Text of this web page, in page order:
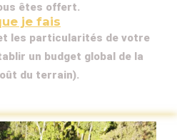
êtes offert.
je fais
les particularités de votre
un budget global de la
du terrain).